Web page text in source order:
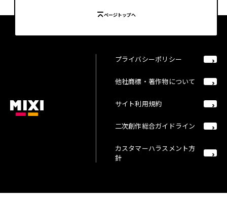
ページトップへ
プライバシーポリシー
他社商標・著作物について
サイト利用規約
二次創作総合ガイドライン
カスタマーハラスメント方
針